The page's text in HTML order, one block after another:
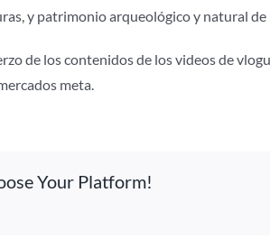
y patrimonio arqueológico y natural de
de los contenidos de los videos de
meta.
Your Platform!